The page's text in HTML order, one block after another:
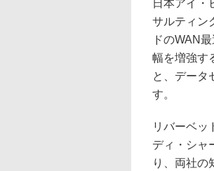
日本アイ・
サルティン
ドのWAN
幅を増強す
と、データ
す。
リバーベッ
ディ・シャ
り、両社の